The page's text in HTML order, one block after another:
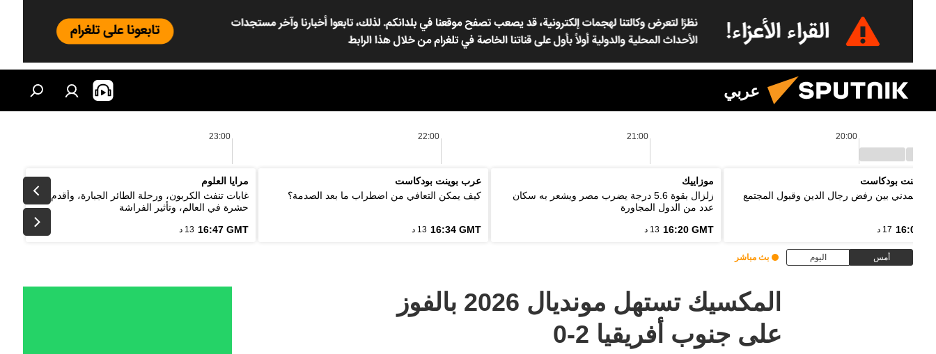
عربي
20:00
21:00
22:00
23:00
بوينت بودكاست
المدني بين رفض رجال الدين وقبول المجتمع
16:03 17 د
موزاييك
زلزال بقوة 5.6 درجة يضرب مصر ويشعر به سكان
عدد من الدول المجاورة
16:20 GMT 13 د
عرب بوينت بودكاست
كيف يمكن التعافي من اضطراب ما بعد الصدمة؟
16:34 GMT 13 د
مرايا العلوم
غابات تنفث الكربون، ورحلة الطائر الجبارة، وأقدم
حشرة في العالم، وتأثير الفراشة
16:47 GMT 13 د
أمس اليوم بث مباشر
المكسيك تستهل مونديال 2026 بالفوز
على جنوب أفريقيا 2-0